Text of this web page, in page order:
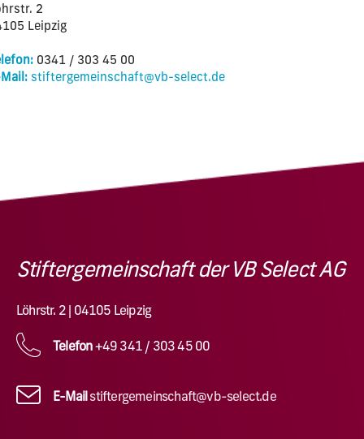
2
Leipzig
0341 / 303 45 00
stiftergemeinschaft@vb-select.de
Stiftergemeinschaft der VB Select AG
Löhrstr. 2 | 04105 Leipzig
Telefon+49 341 / 303 45 00
E-Mailstiftergemeinschaft@vb-select.de